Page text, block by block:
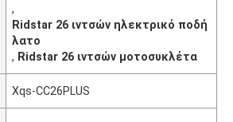
,
Ridstar 26 ιντσών ηλεκτρικό ποδή
λατο
, Ridstar 26 ιντσών μοτοσυκλέτα
Xqs-CC26PLUS